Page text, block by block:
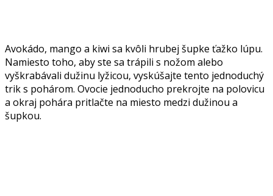
Avokádo, mango a kiwi sa kvôli hrubej šupke ťažko lúpu.
Namiesto toho, aby ste sa trápili s nožom alebo
vyškrabávali dužinu lyžicou, vyskúšajte tento jednoduchý
trik s pohárom. Ovocie jednoducho prekrojte na polovicu
a okraj pohára pritlačte na miesto medzi dužinou a
šupkou.